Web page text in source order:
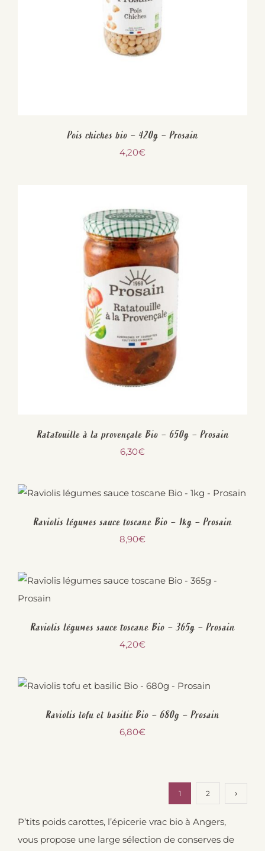
Pois chiches bio – 420g – Prosain
4,20€
Ratatouille à la provençale Bio – 650g – Prosain
6,30€
Raviolis légumes sauce toscane Bio – 1kg – Prosain
8,90€
Raviolis légumes sauce toscane Bio – 365g – Prosain
4,20€
Raviolis tofu et basilic Bio – 680g – Prosain
6,80€
1 2
P’tits poids carottes, l’épicerie vrac bio à Angers,
vous propose une large sélection de conserves de